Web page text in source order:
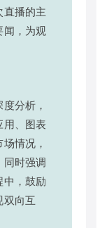
播的主
，为观
分析，
、图表
情况，
时强调
中，鼓励
向互